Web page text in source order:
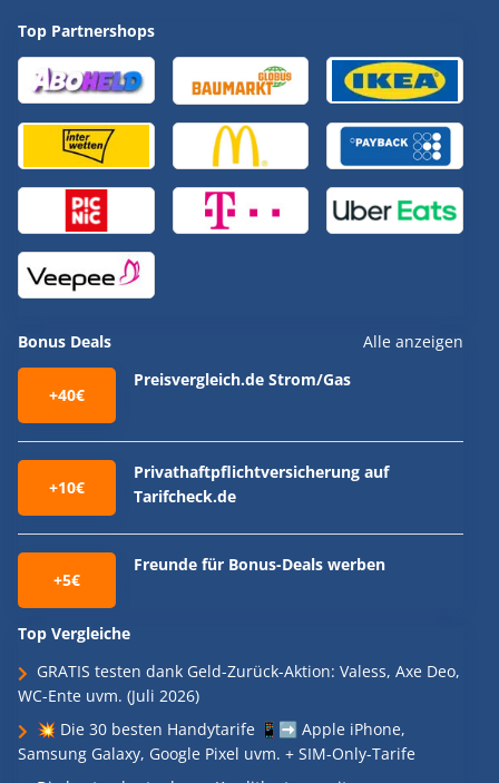
Top Partnershops
Bonus Deals Alle anzeigen
+40€
Preisvergleich.de Strom/Gas
+10€
Privathaftpflichtversicherung auf
Tarifcheck.de
+5€
Freunde für Bonus-Deals werben
Top Vergleiche
GRATIS testen dank Geld-Zurück-Aktion: Valess, Axe Deo,
WC-Ente uvm. (Juli 2026)
💥 Die 30 besten Handytarife 📱➡️ Apple iPhone,
Samsung Galaxy, Google Pixel uvm. + SIM-Only-Tarife